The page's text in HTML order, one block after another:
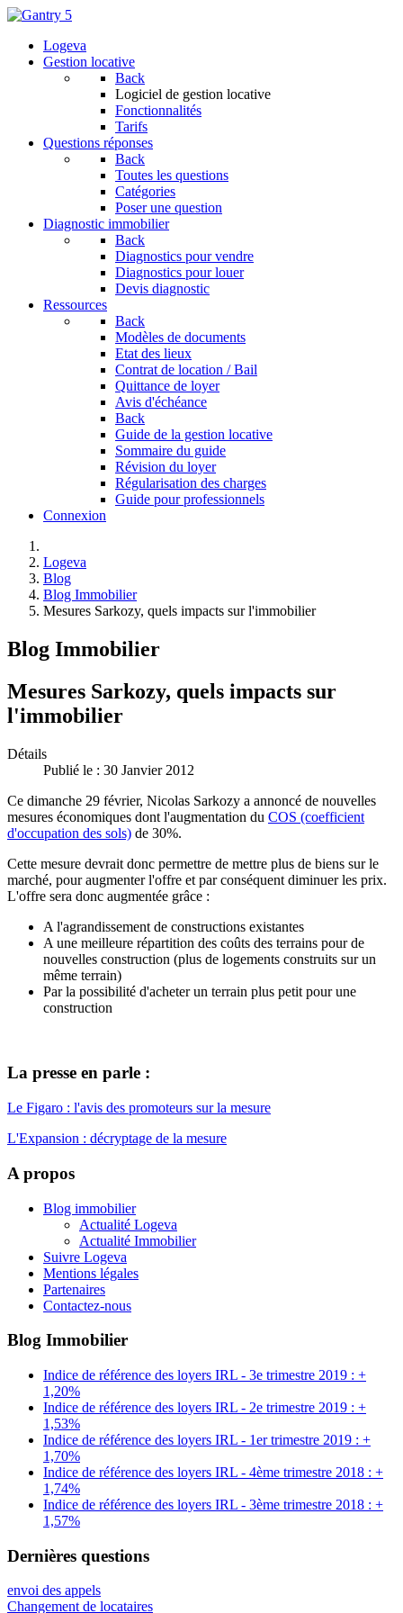
Logeva
Gestion locative
Back
Logiciel de gestion locative
Fonctionnalités
Tarifs
Questions réponses
Back
Toutes les questions
Catégories
Poser une question
Diagnostic immobilier
Back
Diagnostics pour vendre
Diagnostics pour louer
Devis diagnostic
Ressources
Back
Modèles de documents
Etat des lieux
Contrat de location / Bail
Quittance de loyer
Avis d'échéance
Back
Guide de la gestion locative
Sommaire du guide
Révision du loyer
Régularisation des charges
Guide pour professionnels
Connexion
Logeva
Blog
Blog Immobilier
Mesures Sarkozy, quels impacts sur l'immobilier
Blog Immobilier
Mesures Sarkozy, quels impacts sur
l'immobilier
Détails
Publié le : 30 Janvier 2012
Ce dimanche 29 février, Nicolas Sarkozy a annoncé de nouvelles
mesures économiques dont l'augmentation du COS (coefficient
d'occupation des sols) de 30%.
Cette mesure devrait donc permettre de mettre plus de biens sur le
marché, pour augmenter l'offre et par conséquent diminuer les prix.
L'offre sera donc augmentée grâce :
A l'agrandissement de constructions existantes
A une meilleure répartition des coûts des terrains pour de
nouvelles construction (plus de logements construits sur un
même terrain)
Par la possibilité d'acheter un terrain plus petit pour une
construction
La presse en parle :
Le Figaro : l'avis des promoteurs sur la mesure
L'Expansion : décryptage de la mesure
A propos
Blog immobilier
Actualité Logeva
Actualité Immobilier
Suivre Logeva
Mentions légales
Partenaires
Contactez-nous
Blog Immobilier
Indice de référence des loyers IRL - 3e trimestre 2019 : +
1,20%
Indice de référence des loyers IRL - 2e trimestre 2019 : +
1,53%
Indice de référence des loyers IRL - 1er trimestre 2019 : +
1,70%
Indice de référence des loyers IRL - 4ème trimestre 2018 : +
1,74%
Indice de référence des loyers IRL - 3ème trimestre 2018 : +
1,57%
Dernières questions
envoi des appels
Changement de locataires